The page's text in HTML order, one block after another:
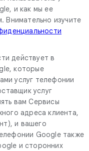
и как мы ее
Внимательно изучите
действует в
которые
услуг телефонии
услуг
вам Сервисы
адреса клиента,
и вашего
Google также
и сторонних